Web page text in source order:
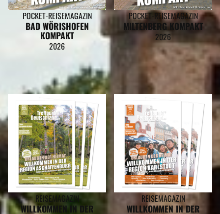
POCKET-REISEMAGAZIN
BAD WÖRISHOFEN
KOMPAKT
2026
POCKET-REISEMAGAZIN
MILTENBERG KOMPAKT
2026
REISEMAGAZIN
WILLKOMMEN IN DER
REISEMAGAZIN
WILLKOMMEN IN DER